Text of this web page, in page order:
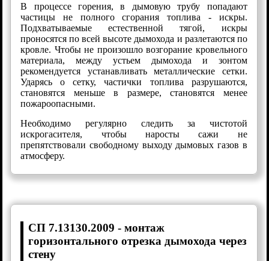
В процессе горения, в дымовую трубу попадают
частицы не полного сгорания топлива - искры.
Подхватываемые естественной тягой, искры
проносятся по всей высоте дымохода и разлетаются по
кровле. Чтобы не произошло возгорание кровельного
материала, между устьем дымохода и зонтом
рекомендуется устанавливать металлические сетки.
Ударясь о сетку, частички топлива разрушаются,
становятся меньше в размере, становятся менее
пожароопасными.
Необходимо регулярно следить за чистотой
искрогасителя, чтобы наросты сажи не
препятствовали свободному выходу дымовых газов в
атмосферу.
СП 7.13130.2009 - монтаж
горизонтального отрезка дымохода через
стену